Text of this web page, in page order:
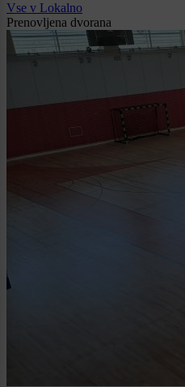
Vse v Lokalno
Prenovljena dvorana